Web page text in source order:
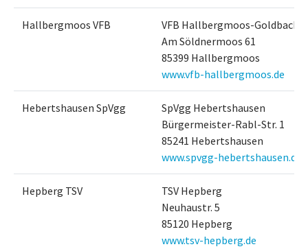
Hallbergmoos VFB
VFB Hallbergmoos-Goldbach
Am Söldnermoos 61
85399 Hallbergmoos
www.vfb-hallbergmoos.de
Hebertshausen SpVgg
SpVgg Hebertshausen
Bürgermeister-Rabl-Str. 1
85241 Hebertshausen
www.spvgg-hebertshausen.de
Hepberg TSV
TSV Hepberg
Neuhaustr. 5
85120 Hepberg
www.tsv-hepberg.de